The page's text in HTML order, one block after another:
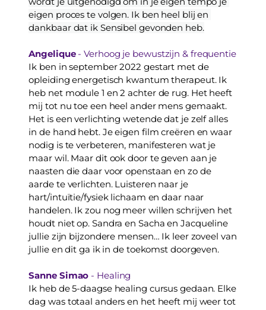
eigen proces te volgen. Ik ben heel blij en
dankbaar dat ik Sensibel gevonden heb.
Angelique - Verhoog je bewustzijn & frequentie
Ik ben in september 2022 gestart met de
opleiding energetisch kwantum therapeut. Ik
heb net module 1 en 2 achter de rug. Het heeft
mij tot nu toe een heel ander mens gemaakt.
Het is een verlichting wetende dat je zelf alles
in de hand hebt. Je eigen film creëren en waar
nodig is te verbeteren, manifesteren wat je
maar wil. Maar dit ook door te geven aan je
naasten die daar voor openstaan en zo de
aarde te verlichten. Luisteren naar je
hart/intuïtie/fysiek lichaam en daar naar
handelen. Ik zou nog meer willen schrijven het
houdt niet op. Sandra en Sacha en Jacqueline
jullie zijn bijzondere mensen… Ik leer zoveel van
jullie en dit ga ik in de toekomst doorgeven.
Sanne Simao - Healing
Ik heb de 5-daagse healing cursus gedaan. Elke
dag was totaal anders en het heeft mij weer tot